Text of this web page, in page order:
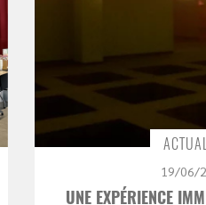
19/06/
UNE EXPÉRIENCE